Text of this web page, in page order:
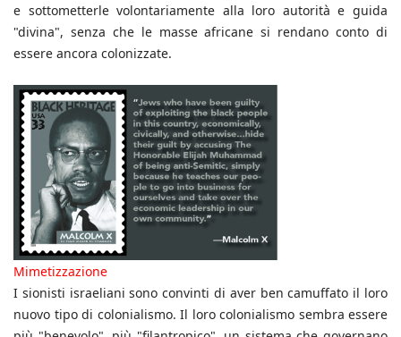
e sottometterle volontariamente alla loro autorità e guida
"divina", senza che le masse africane si rendano conto di
essere ancora colonizzate.
Mimetizzazione
I sionisti israeliani sono convinti di aver ben camuffato il loro
nuovo tipo di colonialismo. Il loro colonialismo sembra essere